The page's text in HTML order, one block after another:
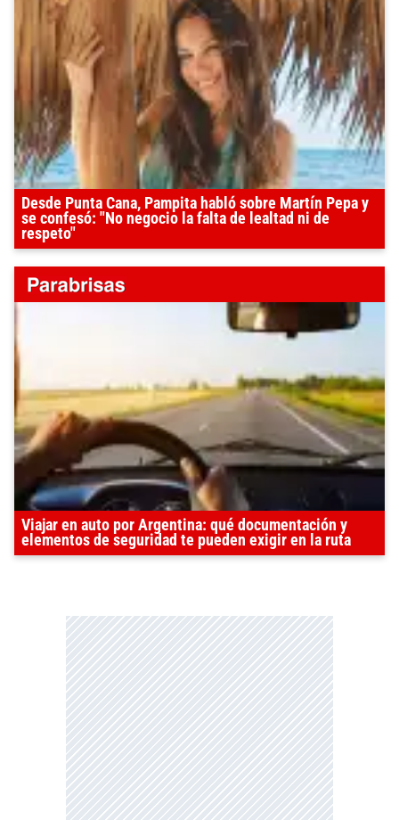
Desde Punta Cana, Pampita habló sobre Martín Pepa y
se confesó: "No negocio la falta de lealtad ni de
respeto"
Viajar en auto por Argentina: qué documentación y
elementos de seguridad te pueden exigir en la ruta